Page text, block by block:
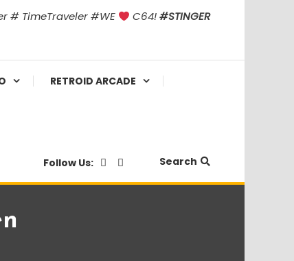
# TimeTraveler #WE C64!#STINGER
RETROID ARCADE
Follow Us: Search